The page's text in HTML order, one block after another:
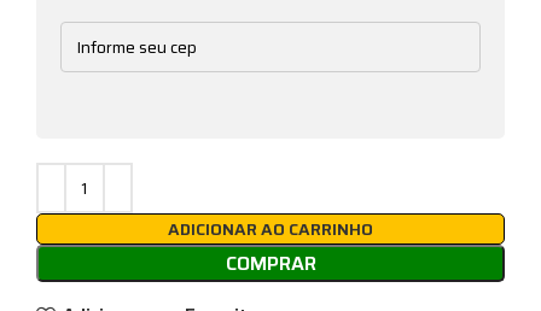
ADICIONAR AO CARRINHO
COMPRAR